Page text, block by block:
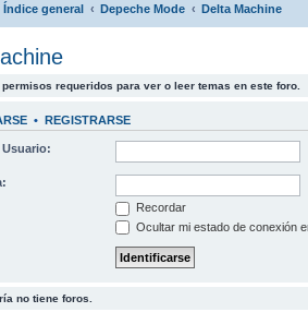
Índice general Depeche Mode Delta Machine
requeridos para ver o leer temas en este foro.
• REGISTRARSE
Recordar
Ocultar mi estado de conexión
no tiene foros.